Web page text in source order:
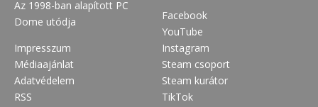
Az 1998-ban alapított PC
Dome utódja
Impresszum
Médiaajánlat
Adatvédelem
RSS
Facebook
YouTube
Instagram
Steam csoport
Steam kurátor
TikTok